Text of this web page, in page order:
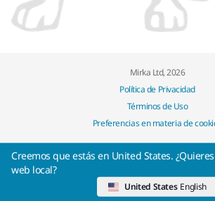
Mirka Ltd, 2026
Política de Privacidad
Términos de Uso
Preferencias en materia de
Creemos que estás en United States.
web local?
United States English